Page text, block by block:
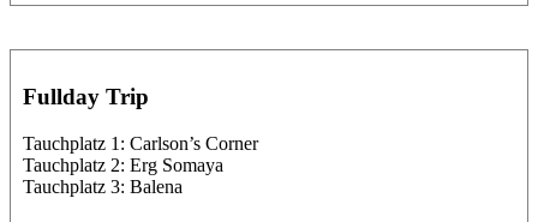
Fullday Trip
Tauchplatz 1: Carlson’s Corner
Tauchplatz 2: Erg Somaya
Tauchplatz 3: Balena